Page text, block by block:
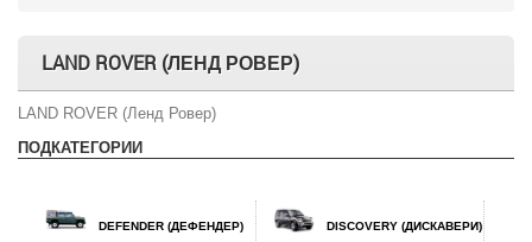
LAND ROVER (ЛЕНД РОВЕР)
LAND ROVER (Ленд Ровер)
ПОДКАТЕГОРИИ
DEFENDER (ДЕФЕНДЕР) DISCOVERY (ДИСКАВЕРИ)